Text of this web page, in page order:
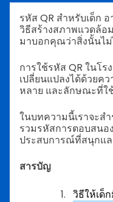
รหัส QR สำหรับเด็ก
วิธีสร้างสภาพแวดล้อ
มาบอกคุณว่าสิ่งนั้นไม่
การใช้รหัส QR ในโ
เปลี่ยนแปลงได้ด้วย
หลาย และลักษณะที่ใ
ในบทความนี้เราจะส
รวมรหัสการตอบสนอ
ประสบการณ์ที่สนุกแล
สารบัญ
วิธีให้เด็